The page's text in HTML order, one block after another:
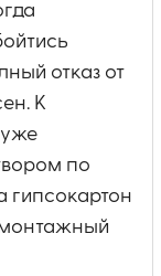
отказ от
К
по
гипсокартон